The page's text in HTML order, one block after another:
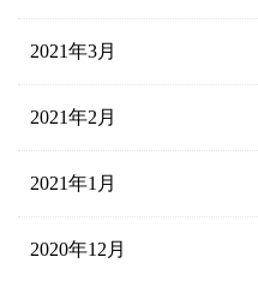
2021年3月
2021年2月
2021年1月
2020年12月